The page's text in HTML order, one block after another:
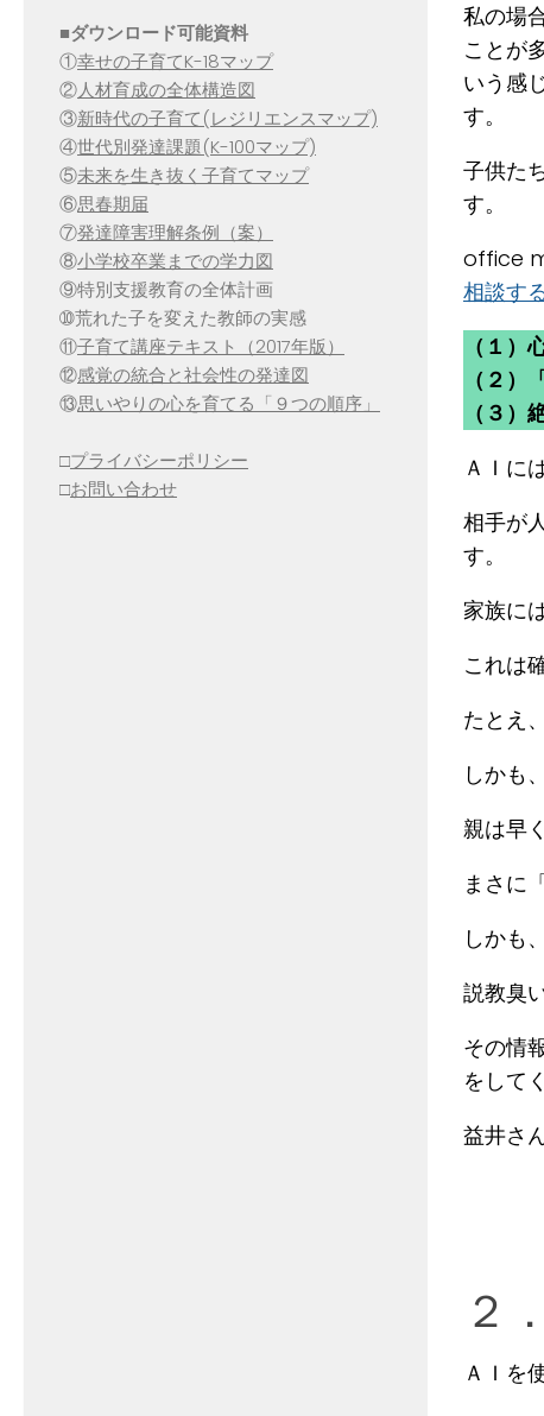
私の場
ことが
いう感
す。
子供た
す。
office
相談す
（１）
（２
（３
ＡＩに
相手が
す。
家族に
これは
たとえ
しかも
親は早
まさに
しかも
説教臭
その情
をして
益井さ
２
ＡＩを
■ダウンロード可能資料
①幸せの子育てK-18マップ
②人材育成の全体構造図
③新時代の子育て(レジリエンスマップ)
④世代別発達課題(K-100マップ)
⑤未来を生き抜く子育てマップ
⑥思春期届
⑦発達障害理解条例（案）
⑧小学校卒業までの学力図
⑨特別支援教育の全体計画
➉荒れた子を変えた教師の実感
⑪子育て講座テキスト（2017年版）
⑫感覚の統合と社会性の発達図
⑬思いやりの心を育てる「９つの順序」
□プライバシーポリシー
□お問い合わせ